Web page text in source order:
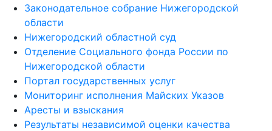
Законодательное собрание Нижегородской
области
Нижегородский областной суд
Отделение Социального фонда России по
Нижегородской области
Портал государственных услуг
Мониторинг исполнения Майских Указов
Аресты и взыскания
Результаты независимой оценки качества